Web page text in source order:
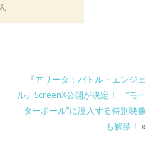
『アリータ：バトル・エンジェ
ル』ScreenX公開が決定！ “モー
ターボール”に没入する特別映像
も解禁！ »